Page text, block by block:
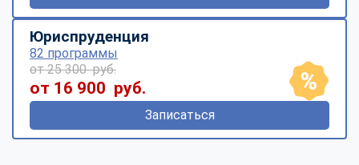
Юриспруденция
82 программы
от 25 300 руб.
от 16 900 руб.
Записаться